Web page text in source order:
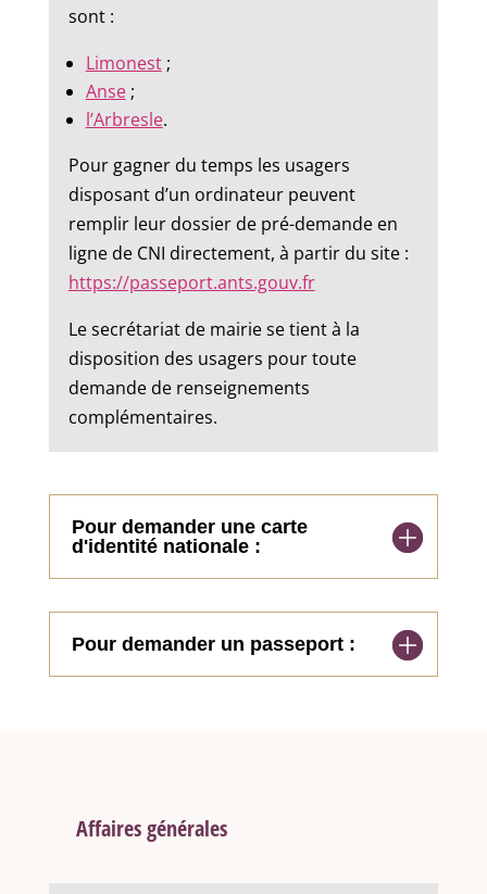
sont :
Limonest;
Anse;
l’Arbresle.
Pour gagner du temps les usagers
disposant d’un ordinateur peuvent
remplir leur dossier de pré-demande en
ligne de CNI directement, à partir du site :
https://passeport.ants.gouv.fr
Le secrétariat de mairie se tient à la
disposition des usagers pour toute
demande de renseignements
complémentaires.
Pour demander une carte
d'identité nationale :
Pour demander un passeport :
Affaires générales